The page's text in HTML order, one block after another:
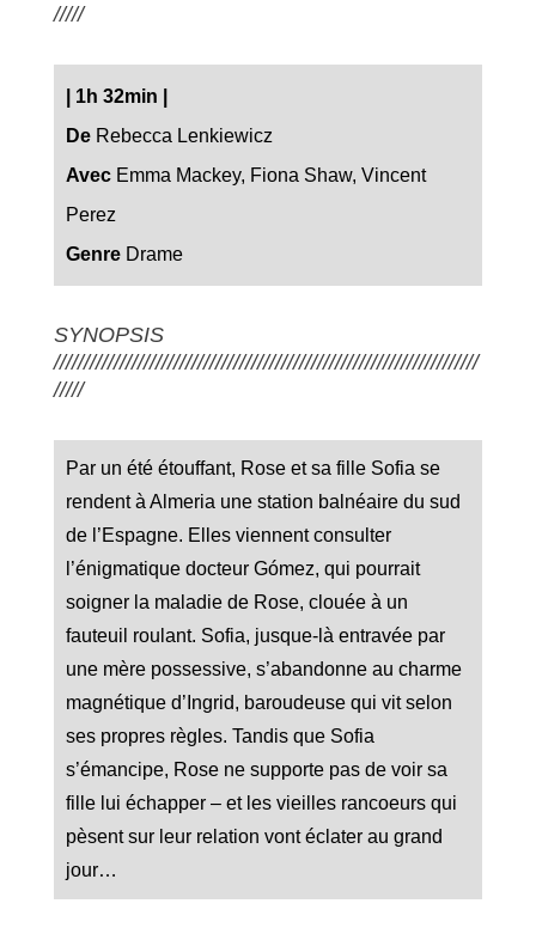
/////
1h 32min
DeRebecca Lenkiewicz
AvecEmma Mackey, Fiona Shaw, Vincent
Perez
GenreDrame
SYNOPSIS
///////////////////////////////////////////////////////////////////////
/////
Par un été étouffant, Rose et sa fille Sofia se
rendent à Almeria une station balnéaire du sud
de l’Espagne. Elles viennent consulter
l’énigmatique docteur Gómez, qui pourrait
soigner la maladie de Rose, clouée à un
fauteuil roulant. Sofia, jusque-là entravée par
une mère possessive, s’abandonne au charme
magnétique d’Ingrid, baroudeuse qui vit selon
ses propres règles. Tandis que Sofia
s’émancipe, Rose ne supporte pas de voir sa
fille lui échapper – et les vieilles rancoeurs qui
pèsent sur leur relation vont éclater au grand
jour…